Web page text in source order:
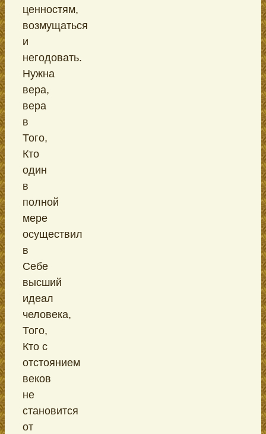
ценностям,
возмущаться
и
негодовать.
Нужна
вера,
вера
в
Того,
Кто
один
в
полной
мере
осуществил
в
Себе
высший
идеал
человека,
Того,
Кто с
отстоянием
веков
не
становится
от